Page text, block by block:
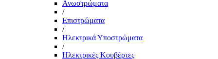
Ανωστρώματα
/
Επιστρώματα
/
Ηλεκτρικά Υποστρώματα
/
Ηλεκτρικές Κουβέρτες